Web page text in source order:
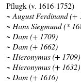
Pflugk (v. 1616-1752)
~ August Ferdinand (+
~ Hans Siegmund (*
~ Dam (+ 1709)
~ Dam (+ 1662)
~ Hieronymus (+ 1709)
~ Hieronymus (+ 1632)
~ Dam (+ 1616)